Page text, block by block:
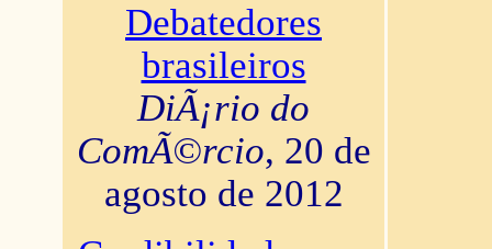
Debatedores
brasileiros
DiÃ¡rio do
ComÃ©rcio, 20 de
agosto de 2012